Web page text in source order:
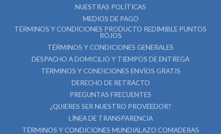
NUESTRAS POLÍTICAS
MEDIOS DE PAGO
TÉRMINOS Y CONDICIONES PRODUCTO REDIMIBLE PUNTOS
ROJOS
TÉRMINOS Y CONDICIONES GENERALES
DESPACHO A DOMICILIO Y TIEMPOS DE ENTREGA
TÉRMINOS Y CONDICIONES ENVÍOS GRATIS
DERECHO DE RETRACTO
PREGUNTAS FRECUENTES
¿QUIERES SER NUESTRO PROVEEDOR?
LÍNEA DE TRANSPARENCIA
TÉRMINOS Y CONDICIONES MUNDIALAZO COMADERAS